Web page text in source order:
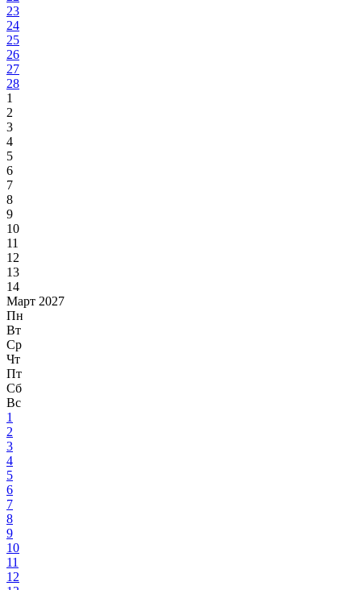
23
24
25
26
27
28
1
2
3
4
5
6
7
8
9
10
11
12
13
14
Март 2027
Пн
Вт
Ср
Чт
Пт
Сб
Вс
1
2
3
4
5
6
7
8
9
10
11
12